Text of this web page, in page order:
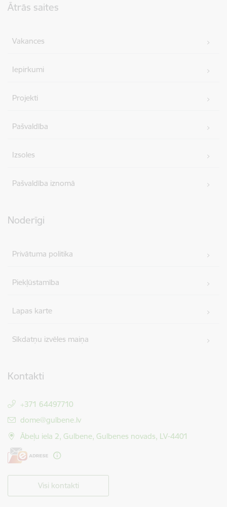
Ātrās saites
Vakances
Iepirkumi
Projekti
Pašvaldība
Izsoles
Pašvaldība iznomā
Noderīgi
Privātuma politika
Piekļūstamība
Lapas karte
Sīkdatņu izvēles maiņa
Kontakti
+371 64497710
E-pasts:
dome@gulbene.lv
Ābeļu iela 2, Gulbene, Gulbenes novads, LV-4401
Visi kontakti